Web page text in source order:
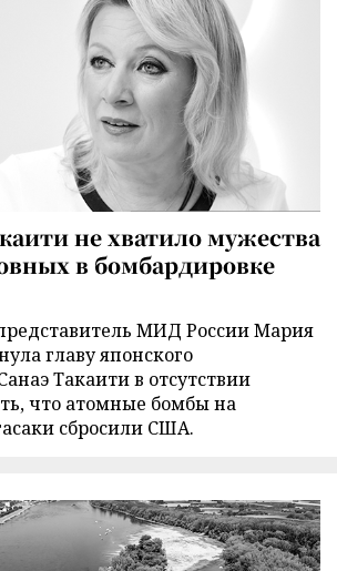
не хватило мужества
в бомбардировке
МИД России Мария
главу японского
Такаити в отсутствии
что атомные бомбы на
сбросили США.